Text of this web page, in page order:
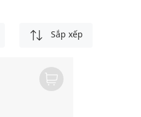
Sắp xếp